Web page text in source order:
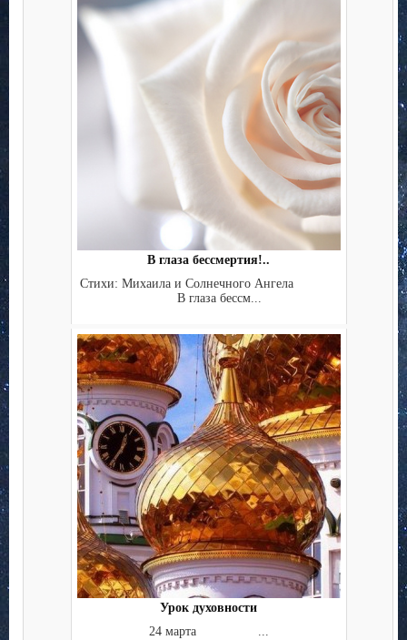
В глаза бессмертия!..
Стихи: Михаила и Солнечного Ангела
В глаза бессм...
Урок духовности
24 марта ...